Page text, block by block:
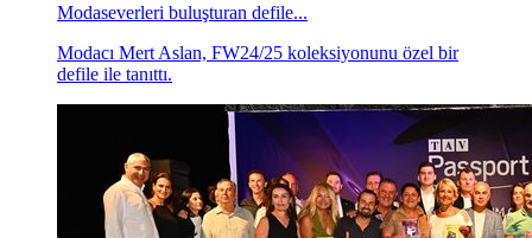
Modaseverleri buluşturan defile...
Modacı Mert Aslan, FW24/25 koleksiyonunu özel bir
defile ile tanıttı.